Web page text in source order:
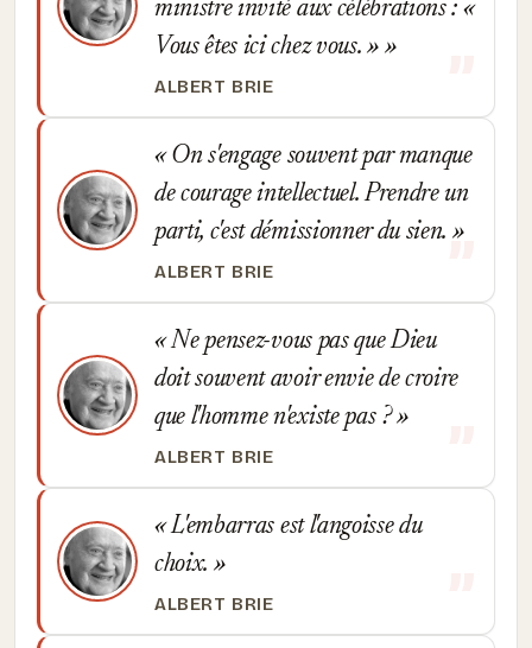
ministre invité aux célébrations : «
Vous êtes ici chez vous. »
ALBERT BRIE
On s'engage souvent par manque
de courage intellectuel. Prendre un
parti, c'est démissionner du sien.
ALBERT BRIE
Ne pensez-vous pas que Dieu
doit souvent avoir envie de croire
que l'homme n'existe pas ?
ALBERT BRIE
L'embarras est l'angoisse du
choix.
ALBERT BRIE